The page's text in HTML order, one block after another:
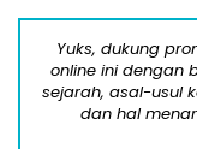
Yuks, dukung
online ini dengan
sejarah, asal-usul
dan hal